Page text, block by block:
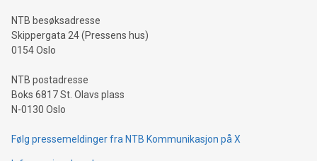
NTB besøksadresse
Skippergata 24 (Pressens hus)
0154 Oslo
NTB postadresse
Boks 6817 St. Olavs plass
N-0130 Oslo
Følg pressemeldinger fra NTB Kommunikasjon på X